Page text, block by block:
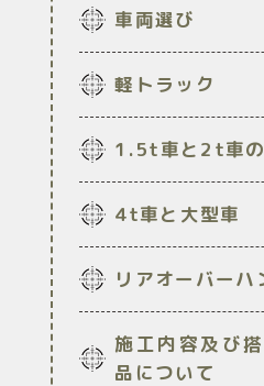
車両選び
軽トラック
1.5t車と2t車
4t車と大型車
リアオーバーハ
施工内容及び
品について